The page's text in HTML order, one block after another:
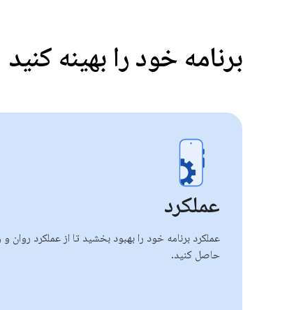
برنامه خود را بهینه کنید
عملکرد
عملکرد برنامه خود را بهبود بخشید تا از عملکرد روان
حاصل کنید.